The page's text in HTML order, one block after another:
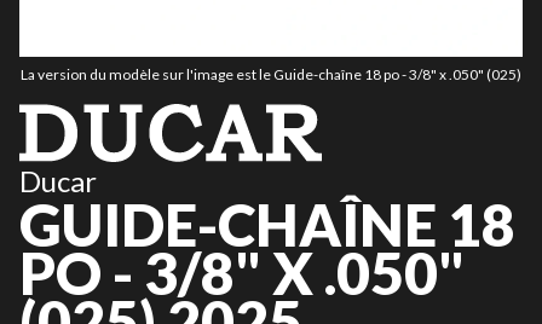
La version du modèle sur l'image est le Guide-chaîne 18 po - 3/8" x .050" (025)
Ducar
GUIDE-CHAÎNE 18
PO - 3/8" X .050"